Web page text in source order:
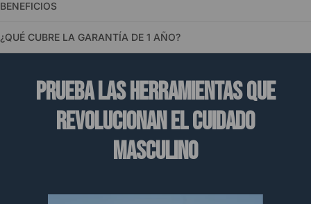
BENEFICIOS
¿QUÉ CUBRE LA GARANTÍA DE 1 AÑO?
PRUEBA LAS HERRAMIENTAS QUE
REVOLUCIONAN EL CUIDADO
MASCULINO